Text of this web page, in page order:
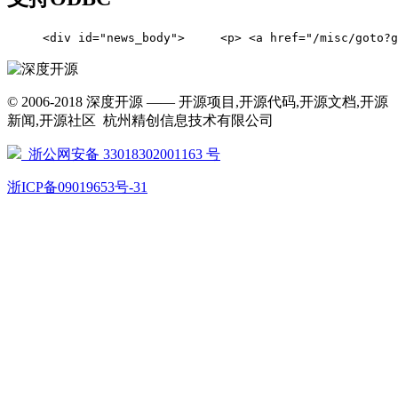
<div id="news_body">     <p> <a href="/misc/
© 2006-2018 深度开源 —— 开源项目,开源代码,开源文档,开源
新闻,开源社区 杭州精创信息技术有限公司
浙公网安备 33018302001163 号
浙ICP备09019653号-31